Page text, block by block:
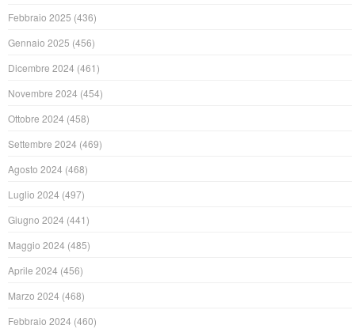
Febbraio 2025 (436)
Gennaio 2025 (456)
Dicembre 2024 (461)
Novembre 2024 (454)
Ottobre 2024 (458)
Settembre 2024 (469)
Agosto 2024 (468)
Luglio 2024 (497)
Giugno 2024 (441)
Maggio 2024 (485)
Aprile 2024 (456)
Marzo 2024 (468)
Febbraio 2024 (460)